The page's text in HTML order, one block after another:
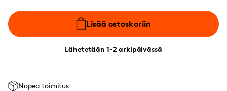
Lisää ostoskoriin
Lähetetään 1-2 arkipäivässä
Nopea toimitus